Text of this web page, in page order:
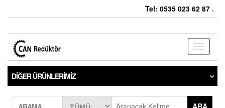
Tel: 0535 023 62 87 .
Toggle
DIĞER ÜRÜNLERIMIZ